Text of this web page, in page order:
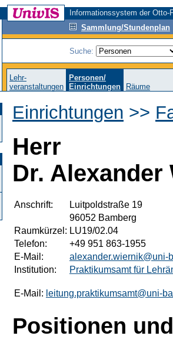
Informationssystem der
Sammlung/Stundenplan
Suche:
Lehr-
veranstaltungen
Personen/
Einrichtungen
Räume
Einrichtungen >>
Herr
Dr. Alexander
Anschrift:
Luitpoldstraße 19
96052 Bamberg
Raumkürzel: LU19/02.04
Telefon:
+49 951 863-1955
E-Mail:
alexander.wiernik@uni-
Institution:
Praktikumsamt für
E-Mail: leitung.praktikumsamt@uni-
Positionen